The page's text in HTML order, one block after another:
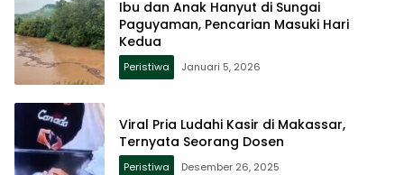
Ibu dan Anak Hanyut di Sungai
Paguyaman, Pencarian Masuki Hari
Kedua
Peristiwa Januari 5, 2026
Viral Pria Ludahi Kasir di Makassar,
Ternyata Seorang Dosen
Peristiwa Desember 26, 2025